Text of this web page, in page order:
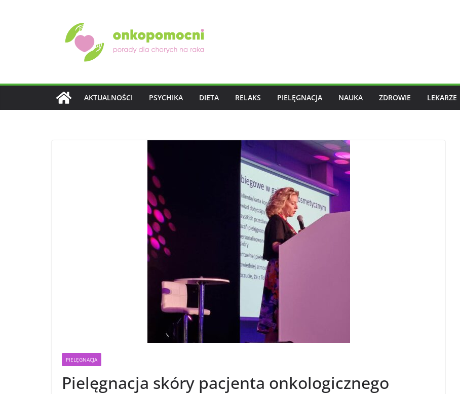
AKTUALNOŚCI PSYCHIKA DIETA RELAKS PIELĘGNACJA NAUKA ZDROWIE LEKARZE
PIELĘGNACJA
Pielęgnacja skóry pacjenta onkologicznego